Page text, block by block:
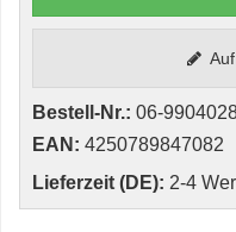
Bestell-Nr.: 06-
EAN: 4250789847082
Lieferzeit (DE): 2-4